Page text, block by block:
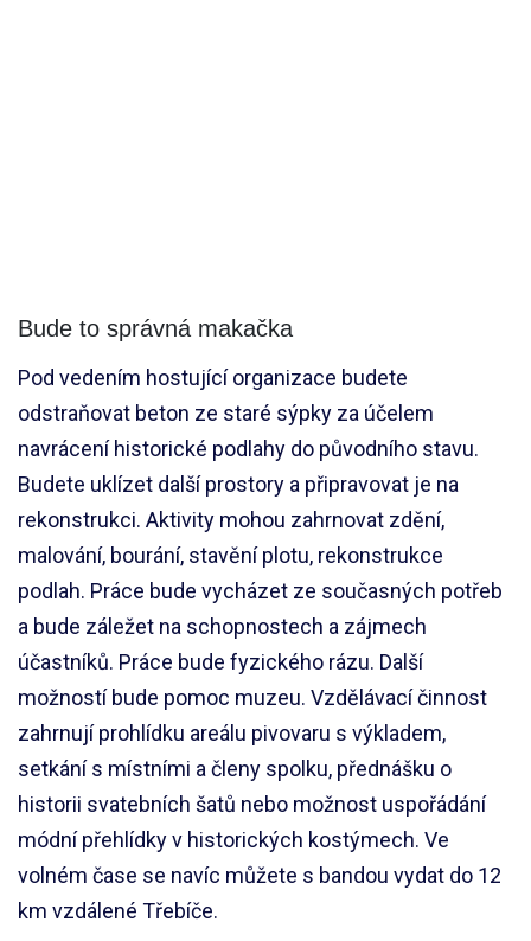
Bude to správná makačka
Pod vedením hostující organizace budete
odstraňovat beton ze staré sýpky za účelem
navrácení historické podlahy do původního stavu.
Budete uklízet další prostory a připravovat je na
rekonstrukci. Aktivity mohou zahrnovat zdění,
malování, bourání, stavění plotu, rekonstrukce
podlah. Práce bude vycházet ze současných potřeb
a bude záležet na schopnostech a zájmech
účastníků. Práce bude fyzického rázu. Další
možností bude pomoc muzeu. Vzdělávací činnost
zahrnují prohlídku areálu pivovaru s výkladem,
setkání s místními a členy spolku, přednášku o
historii svatebních šatů nebo možnost uspořádání
módní přehlídky v historických kostýmech. Ve
volném čase se navíc můžete s bandou vydat do 12
km vzdálené Třebíče.